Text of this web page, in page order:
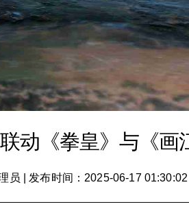
动《拳皇》与《画
员 发布时间：2025-06-17 01:30:02